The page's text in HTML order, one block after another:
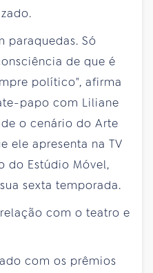
paraquedas. Só
de que é
político", afirma
papo com Liliane
o cenário do Arte
ele apresenta na TV
do Estúdio Móvel,
sexta temporada.
com o teatro e
com os prêmios